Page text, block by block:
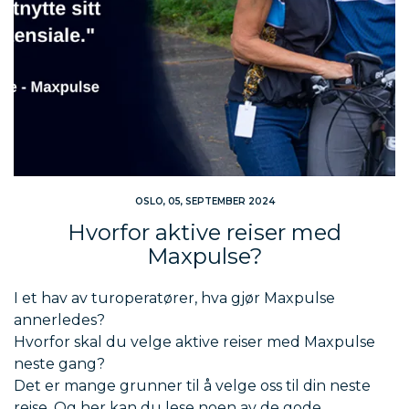
OSLO, 05, SEPTEMBER 2024
Hvorfor aktive reiser med
Maxpulse?
I et hav av turoperatører, hva gjør Maxpulse
annerledes?
Hvorfor skal du velge aktive reiser med Maxpulse
neste gang?
Det er mange grunner til å velge oss til din neste